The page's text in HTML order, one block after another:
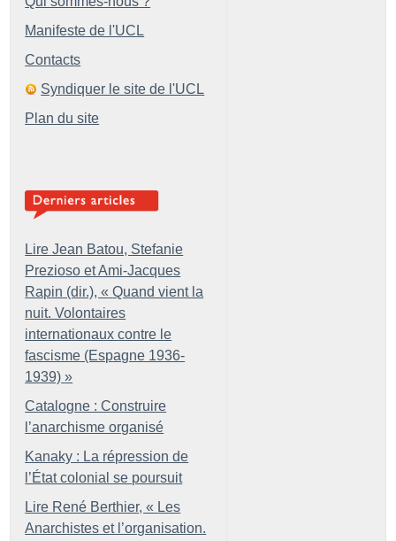
Manifeste de l'UCL
Contacts
Syndiquer le site de l'UCL
Plan du site
Lire Jean Batou, Stefanie
Prezioso et Ami-Jacques
Rapin (dir.), « Quand vient la
nuit. Volontaires
internationaux contre le
fascisme (Espagne 1936-
1939) »
Catalogne : Construire
l’anarchisme organisé
Kanaky : La répression de
l’État colonial se poursuit
Lire René Berthier, « Les
Anarchistes et l’organisation.